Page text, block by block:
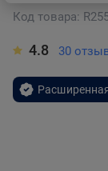
Код товара:
4.8 30